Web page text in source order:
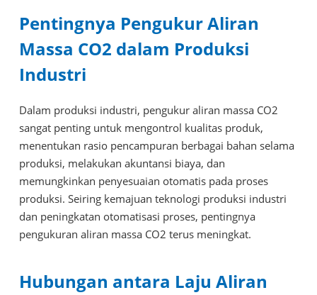
Pentingnya Pengukur Aliran
Massa CO2 dalam Produksi
Industri
Dalam produksi industri, pengukur aliran massa CO2
sangat penting untuk mengontrol kualitas produk,
menentukan rasio pencampuran berbagai bahan selama
produksi, melakukan akuntansi biaya, dan
memungkinkan penyesuaian otomatis pada proses
produksi. Seiring kemajuan teknologi produksi industri
dan peningkatan otomatisasi proses, pentingnya
pengukuran aliran massa CO2 terus meningkat.
Hubungan antara Laju Aliran